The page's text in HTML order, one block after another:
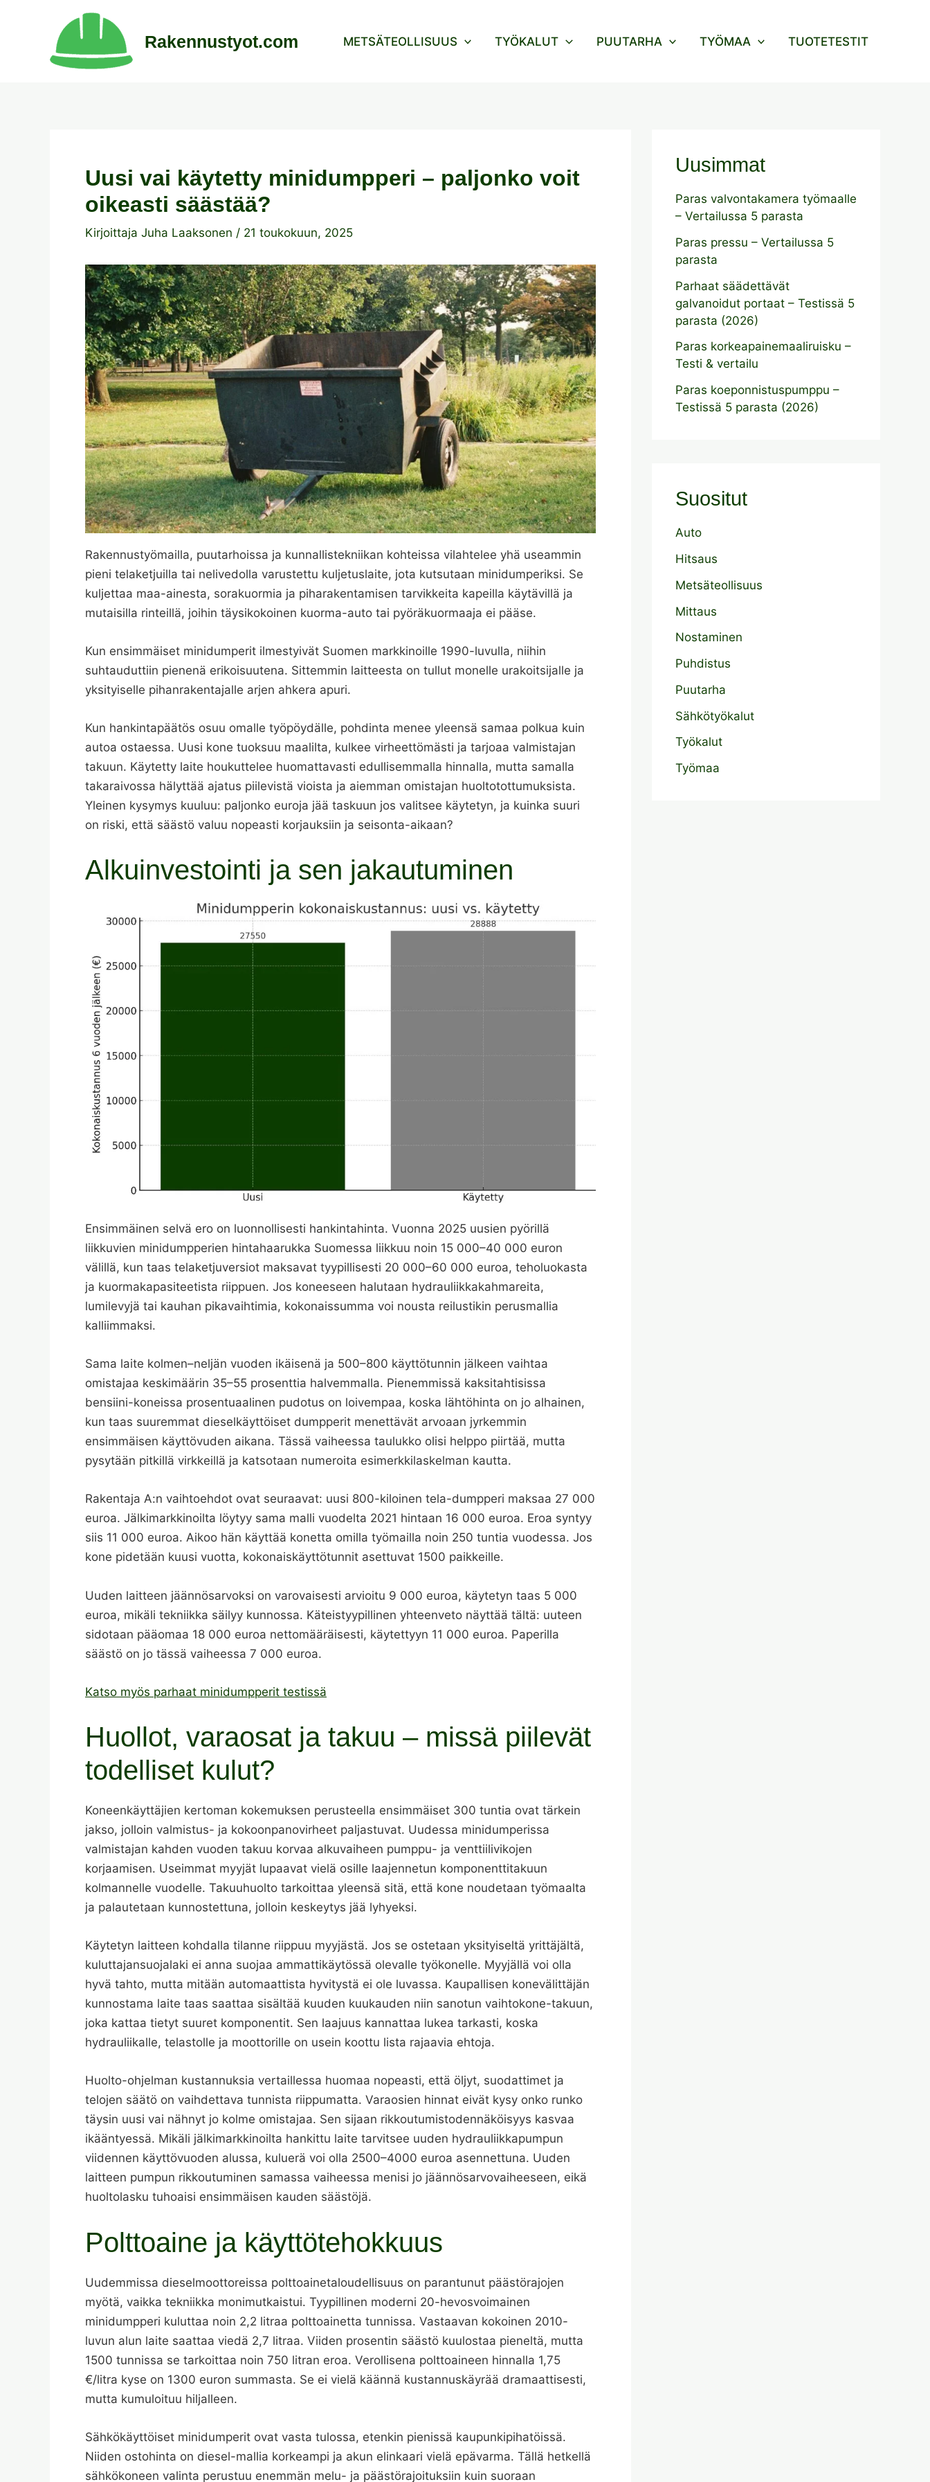
Rakennustyot.com METSÄTEOLLISUUS TYÖKALUT PUUTARHA TYÖMAA TUOTETESTIT
Uusi vai käytetty minidumpperi – paljonko voit
oikeasti säästää?
Kirjoittaja Juha Laaksonen / 21 toukokuun, 2025
Rakennustyömailla, puutarhoissa ja kunnallistekniikan kohteissa vilahtelee yhä useammin
pieni telaketjuilla tai nelivedolla varustettu kuljetuslaite, jota kutsutaan minidumperiksi. Se
kuljettaa maa-ainesta, sorakuormia ja piharakentamisen tarvikkeita kapeilla käytävillä ja
mutaisilla rinteillä, joihin täysikokoinen kuorma-auto tai pyöräkuormaaja ei pääse.
Kun ensimmäiset minidumperit ilmestyivät Suomen markkinoille 1990-luvulla, niihin
suhtauduttiin pienenä erikoisuutena. Sittemmin laitteesta on tullut monelle urakoitsijalle ja
yksityiselle pihanrakentajalle arjen ahkera apuri.
Kun hankintapäätös osuu omalle työpöydälle, pohdinta menee yleensä samaa polkua kuin
autoa ostaessa. Uusi kone tuoksuu maalilta, kulkee virheettömästi ja tarjoaa valmistajan
takuun. Käytetty laite houkuttelee huomattavasti edullisemmalla hinnalla, mutta samalla
takaraivossa hälyttää ajatus piilevistä vioista ja aiemman omistajan huoltotottumuksista.
Yleinen kysymys kuuluu: paljonko euroja jää taskuun jos valitsee käytetyn, ja kuinka suuri
on riski, että säästö valuu nopeasti korjauksiin ja seisonta-aikaan?
Alkuinvestointi ja sen jakautuminen
Ensimmäinen selvä ero on luonnollisesti hankintahinta. Vuonna 2025 uusien pyörillä
liikkuvien minidumpperien hintahaarukka Suomessa liikkuu noin 15 000–40 000 euron
välillä, kun taas telaketjuversiot maksavat tyypillisesti 20 000–60 000 euroa, teholuokasta
ja kuormakapasiteetista riippuen. Jos koneeseen halutaan hydrauliikkakahmareita,
lumilevyjä tai kauhan pikavaihtimia, kokonaissumma voi nousta reilustikin perusmallia
kalliimmaksi.
Sama laite kolmen–neljän vuoden ikäisenä ja 500–800 käyttötunnin jälkeen vaihtaa
omistajaa keskimäärin 35–55 prosenttia halvemmalla. Pienemmissä kaksitahtisissa
bensiini-koneissa prosentuaalinen pudotus on loivempaa, koska lähtöhinta on jo alhainen,
kun taas suuremmat dieselkäyttöiset dumpperit menettävät arvoaan jyrkemmin
ensimmäisen käyttövuden aikana. Tässä vaiheessa taulukko olisi helppo piirtää, mutta
pysytään pitkillä virkkeillä ja katsotaan numeroita esimerkkilaskelman kautta.
Rakentaja A:n vaihtoehdot ovat seuraavat: uusi 800-kiloinen tela-dumpperi maksaa 27 000
euroa. Jälkimarkkinoilta löytyy sama malli vuodelta 2021 hintaan 16 000 euroa. Eroa syntyy
siis 11 000 euroa. Aikoo hän käyttää konetta omilla työmailla noin 250 tuntia vuodessa. Jos
kone pidetään kuusi vuotta, kokonaiskäyttötunnit asettuvat 1500 paikkeille.
Uuden laitteen jäännösarvoksi on varovaisesti arvioitu 9 000 euroa, käytetyn taas 5 000
euroa, mikäli tekniikka säilyy kunnossa. Käteistyypillinen yhteenveto näyttää tältä: uuteen
sidotaan pääomaa 18 000 euroa nettomääräisesti, käytettyyn 11 000 euroa. Paperilla
säästö on jo tässä vaiheessa 7 000 euroa.
Katso myös parhaat minidumpperit testissä
Huollot, varaosat ja takuu – missä piilevät
todelliset kulut?
Koneenkäyttäjien kertoman kokemuksen perusteella ensimmäiset 300 tuntia ovat tärkein
jakso, jolloin valmistus- ja kokoonpanovirheet paljastuvat. Uudessa minidumperissa
valmistajan kahden vuoden takuu korvaa alkuvaiheen pumppu- ja venttiilivikojen
korjaamisen. Useimmat myyjät lupaavat vielä osille laajennetun komponenttitakuun
kolmannelle vuodelle. Takuuhuolto tarkoittaa yleensä sitä, että kone noudetaan työmaalta
ja palautetaan kunnostettuna, jolloin keskeytys jää lyhyeksi.
Käytetyn laitteen kohdalla tilanne riippuu myyjästä. Jos se ostetaan yksityiseltä yrittäjältä,
kuluttajansuojalaki ei anna suojaa ammattikäytössä olevalle työkonelle. Myyjällä voi olla
hyvä tahto, mutta mitään automaattista hyvitystä ei ole luvassa. Kaupallisen konevälittäjän
kunnostama laite taas saattaa sisältää kuuden kuukauden niin sanotun vaihtokone-takuun,
joka kattaa tietyt suuret komponentit. Sen laajuus kannattaa lukea tarkasti, koska
hydrauliikalle, telastolle ja moottorille on usein koottu lista rajaavia ehtoja.
Huolto-ohjelman kustannuksia vertaillessa huomaa nopeasti, että öljyt, suodattimet ja
telojen säätö on vaihdettava tunnista riippumatta. Varaosien hinnat eivät kysy onko runko
täysin uusi vai nähnyt jo kolme omistajaa. Sen sijaan rikkoutumistodennäköisyys kasvaa
ikääntyessä. Mikäli jälkimarkkinoilta hankittu laite tarvitsee uuden hydrauliikkapumpun
viidennen käyttövuoden alussa, kuluerä voi olla 2500–4000 euroa asennettuna. Uuden
laitteen pumpun rikkoutuminen samassa vaiheessa menisi jo jäännösarvovaiheeseen, eikä
huoltolasku tuhoaisi ensimmäisen kauden säästöjä.
Polttoaine ja käyttötehokkuus
Uudemmissa dieselmoottoreissa polttoainetaloudellisuus on parantunut päästörajojen
myötä, vaikka tekniikka monimutkaistui. Tyypillinen moderni 20-hevosvoimainen
minidumpperi kuluttaa noin 2,2 litraa polttoainetta tunnissa. Vastaavan kokoinen 2010-
luvun alun laite saattaa viedä 2,7 litraa. Viiden prosentin säästö kuulostaa pieneltä, mutta
1500 tunnissa se tarkoittaa noin 750 litran eroa. Verollisena polttoaineen hinnalla 1,75
€/litra kyse on 1300 euron summasta. Se ei vielä käännä kustannuskäyrää dramaattisesti,
mutta kumuloituu hiljalleen.
Sähkökäyttöiset minidumperit ovat vasta tulossa, etenkin pienissä kaupunkipihatöissä.
Niiden ostohinta on diesel-mallia korkeampi ja akun elinkaari vielä epävarma. Tällä hetkellä
sähkökoneen valinta perustuu enemmän melu- ja päästörajoituksiin kuin suoraan
Uusimmat
Paras valvontakamera työmaalle
– Vertailussa 5 parasta
Paras pressu – Vertailussa 5
parasta
Parhaat säädettävät
galvanoidut portaat – Testissä 5
parasta (2026)
Paras korkeapainemaaliruisku –
Testi & vertailu
Paras koeponnistuspumppu –
Testissä 5 parasta (2026)
Suositut
Auto
Hitsaus
Metsäteollisuus
Mittaus
Nostaminen
Puhdistus
Puutarha
Sähkötyökalut
Työkalut
Työmaa